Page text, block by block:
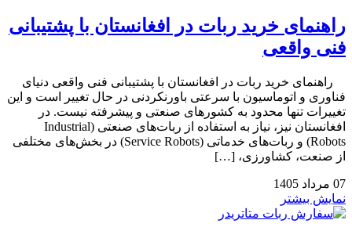
راهنمای خرید ربات در افغانستان با پشتیبانی
فنی واقعی
راهنمای خرید ربات در افغانستان با پشتیبانی فنی واقعی دنیای
فناوری و اتوماسیون با سرعتی باورنکردنی در حال تغییر است و این
تغییرات تنها محدود به کشورهای صنعتی و پیشرفته نیست. در
افغانستان نیز، نیاز به استفاده از ربات‌های صنعتی (Industrial
Robots) و ربات‌های خدماتی (Service Robots) در بخش‌های مختلفی
از صنعت، کشاورزی، […]
07 مرداد 1405
نمایش بیشتر